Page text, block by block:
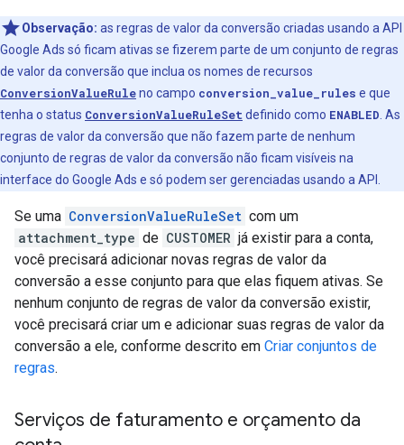
Observação: as regras de valor da conversão criadas usando a API
Google Ads só ficam ativas se fizerem parte de um conjunto de regras
de valor da conversão que inclua os nomes de recursos
ConversionValueRuleno campo conversion_value_rules e que
tenha o status ConversionValueRuleSet definido como ENABLED . As
regras de valor da conversão que não fazem parte de nenhum
conjunto de regras de valor da conversão não ficam visíveis na
interface do Google Ads e só podem ser gerenciadas usando a API.
Se uma ConversionValueRuleSet com um
attachment_type de CUSTOMER já existir para a conta,
você precisará adicionar novas regras de valor da
conversão a esse conjunto para que elas fiquem ativas. Se
nenhum conjunto de regras de valor da conversão existir,
você precisará criar um e adicionar suas regras de valor da
conversão a ele, conforme descrito em Criar conjuntos de
regras.
Serviços de faturamento e orçamento da